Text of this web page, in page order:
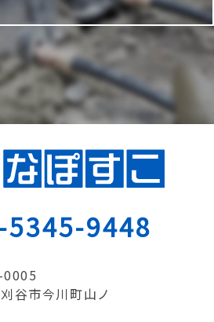
5345-9448
0005
谷市今川町山ノ